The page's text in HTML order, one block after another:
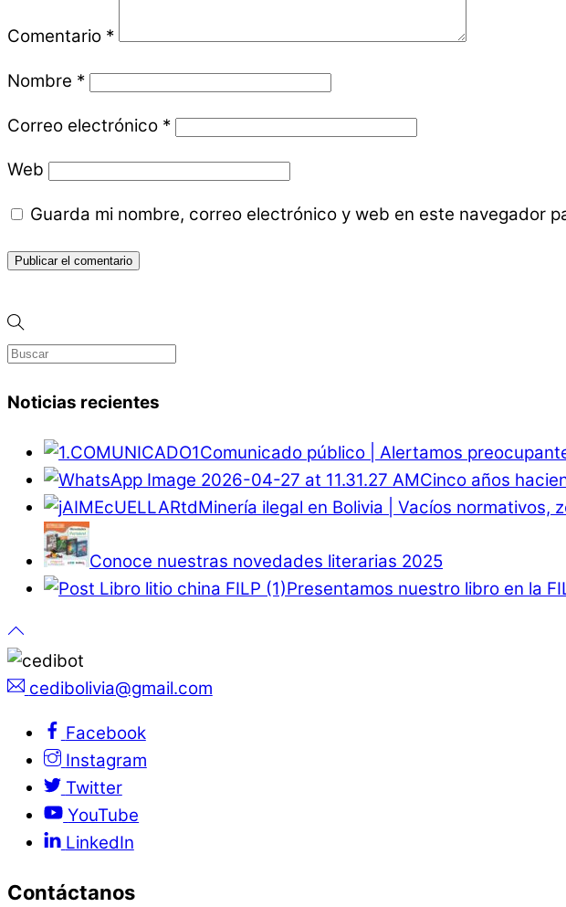
Comentario *
Nombre *
Correo electrónico *
Web
Guarda mi nombre, correo electrónico y web en este navegador
Noticias recientes
Comunicado público | Alertamos
Cinco años
Minería ilegal en Bolivia | Vacíos normativos,
Conoce nuestras novedades literarias 2025
Presentamos nuestro libro en la
cedibolivia@gmail.com
Facebook
Instagram
Twitter
YouTube
LinkedIn
Contáctanos